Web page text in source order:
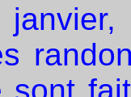
sont